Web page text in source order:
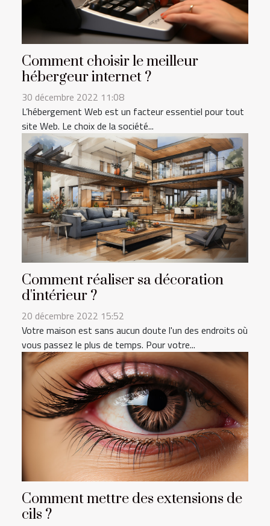
Comment choisir le meilleur
hébergeur internet ?
30 décembre 2022 11:08
L’hébergement Web est un facteur essentiel pour tout
site Web. Le choix de la société...
Comment réaliser sa décoration
d'intérieur ?
20 décembre 2022 15:52
Votre maison est sans aucun doute l'un des endroits où
vous passez le plus de temps. Pour votre...
Comment mettre des extensions de
cils ?